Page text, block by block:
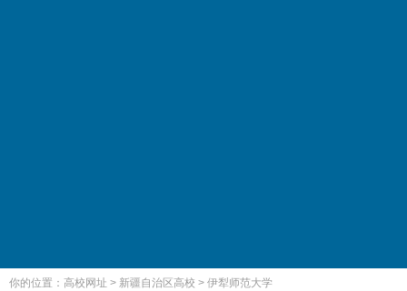
你的位置： 高校网址 > 新疆自治区高校 > 伊犁师范大学